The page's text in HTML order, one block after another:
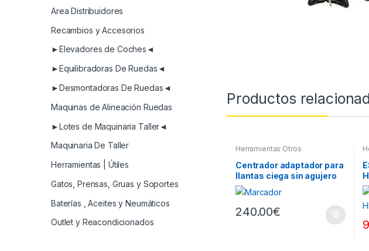
Productos
Herramientas Otros
Centrador adaptador para
llantas ciega sin agujero
central
240.00€
Area Distribuidores
Recambios y Accesorios
►Elevadores de Coches◄
►Equilibradoras De Ruedas◄
►Desmontadoras De Ruedas◄
Maquinas de Alineación Ruedas
►Lotes de Maquinaria Taller◄
Maquinaria De Taller
Herramientas | Útiles
Gatos, Prensas, Gruas y Soportes
Baterías , Aceites y Neumáticos
Outlet y Reacondicionados